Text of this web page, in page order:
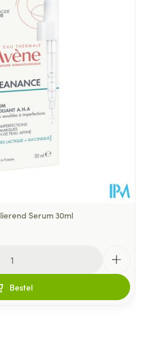
(15°C - 25°C)
Serum 30ml
Bestel